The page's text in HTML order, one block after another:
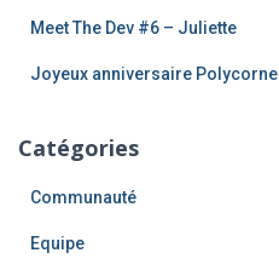
Meet The Dev #6 – Juliette
Joyeux anniversaire Polycorne
Catégories
Communauté
Equipe